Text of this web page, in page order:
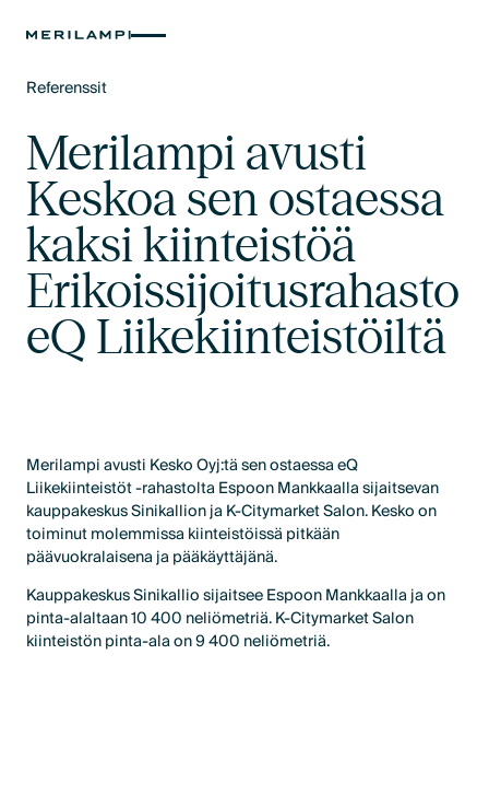
Referenssit
Merilampi avusti
Keskoa sen ostaessa
kaksi kiinteistöä
Erikoissijoitusrahasto
eQ Liikekiinteistöiltä
Merilampi avusti Kesko Oyj:tä sen ostaessa eQ
Liikekiinteistöt -rahastolta Espoon Mankkaalla sijaitsevan
kauppakeskus Sinikallion ja K-Citymarket Salon. Kesko on
toiminut molemmissa kiinteistöissä pitkään
päävuokralaisena ja pääkäyttäjänä.
Kauppakeskus Sinikallio sijaitsee Espoon Mankkaalla ja on
pinta-alaltaan 10 400 neliömetriä. K-Citymarket Salon
kiinteistön pinta-ala on 9 400 neliömetriä.